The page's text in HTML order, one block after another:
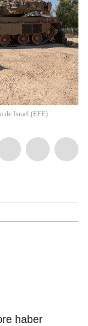
de Israel (EFE)
haber